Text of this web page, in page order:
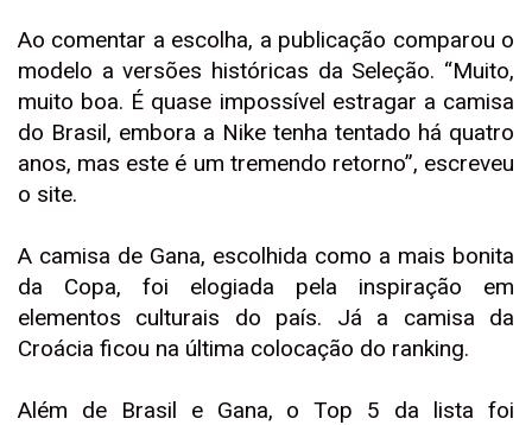
Ao comentar a escolha, a publicação comparou o
modelo a versões históricas da Seleção. “Muito,
muito boa. É quase impossível estragar a camisa
do Brasil, embora a Nike tenha tentado há quatro
anos, mas este é um tremendo retorno”, escreveu
o site.
A camisa de Gana, escolhida como a mais bonita
da Copa, foi elogiada pela inspiração em
elementos culturais do país. Já a camisa da
Croácia ficou na última colocação do ranking.
Além de Brasil e Gana, o Top 5 da lista foi